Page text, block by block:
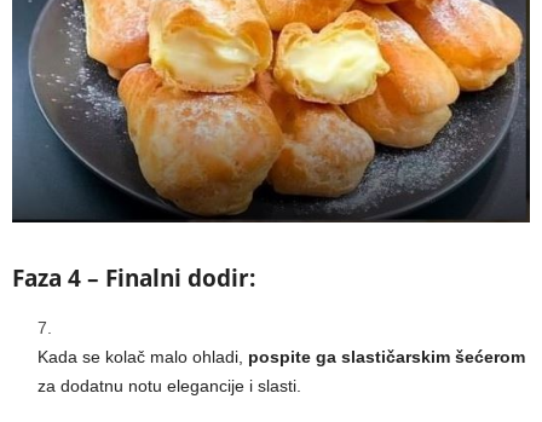
Faza 4 – Finalni dodir:
Kada se kolač malo ohladi, pospite ga slastičarskim šećerom
za dodatnu notu elegancije i slasti.